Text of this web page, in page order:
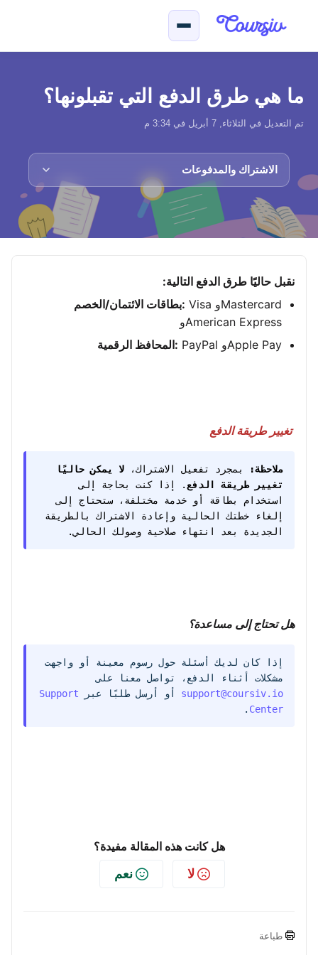
ما هي طرق الدفع التي تقبلونها؟
تم التعديل في الثلاثاء, 7 أبريل في 3:34 م
الاشتراك والمدفوعات
نقبل حاليًا طرق الدفع التالية:
بطاقات الائتمان/الخصم: Visa وMastercard
وAmerican Express
المحافظ الرقمية:
PayPal وApple Pay
تغيير طريقة الدفع
ملاحظة: بمجرد تفعيل الاشتراك، لا يمكن حاليًا
تغيير طريقة الدفع . إذا كنت بحاجة إلى
استخدام بطاقة أو خدمة مختلفة، ستحتاج إلى
إلغاء خطتك الحالية وإعادة الاشتراك بالطريقة
الجديدة بعد انتهاء صلاحية وصولك الحالي.
هل تحتاج إلى مساعدة؟
إذا كان لديك أسئلة حول رسوم معينة أو واجهت
مشكلات أثناء الدفع، تواصل معنا على
support@coursiv.io أو أرسل طلبًا عبر Support
Center
.
هل كانت هذه المقالة مفيدة؟
لا نعم
طباعة